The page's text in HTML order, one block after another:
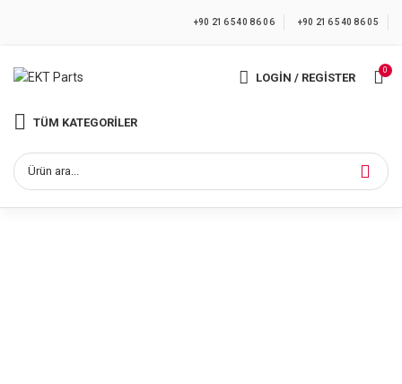
+90 216 540 86 06 +90 216 540 86 05
TÜM KATEGORILER
LOGIN / REGISTER
0